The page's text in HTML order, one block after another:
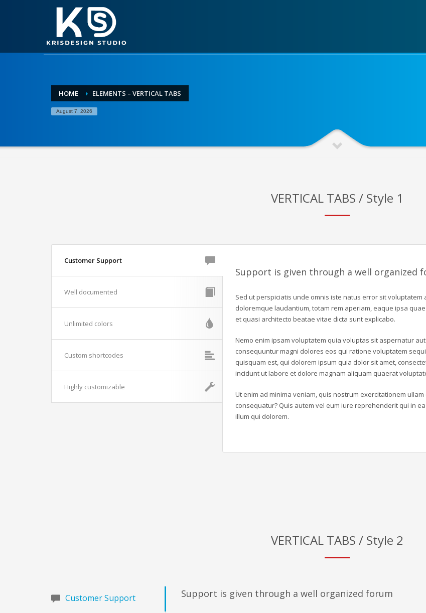
HOME ELEMENTS – VERTICAL TABS
August 7, 2026
VERTICAL TABS / Style 1
Customer Support
Well documented
Unlimited colors
Custom shortcodes
Highly customizable
Support is given through a well organized
Sed ut perspiciatis unde omnis iste natus error sit voluptatem
doloremque laudantium, totam rem aperiam, eaque ipsa
et quasi architecto beatae vitae dicta sunt explicabo.
Nemo enim ipsam voluptatem quia voluptas sit aspernatur
consequuntur magni dolores eos qui ratione voluptatem
quisquam est, qui dolorem ipsum quia dolor sit amet,
incidunt ut labore et dolore magnam aliquam quaerat
Ut enim ad minima veniam, quis nostrum exercitationem
consequatur? Quis autem vel eum iure reprehenderit qui in
illum qui dolorem.
VERTICAL TABS / Style 2
Customer Support Support is given through a well organized forum